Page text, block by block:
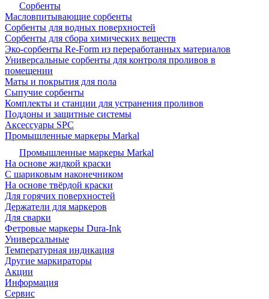
Сорбенты
Масловпитывающие сорбенты
Сорбенты для водных поверхностей
Сорбенты для сбора химических веществ
Эко-сорбенты Re-Form из переработанных материалов
Универсальные сорбенты для контроля проливов в
помещении
Маты и покрытия для пола
Сыпучие сорбенты
Комплекты и станции для устранения проливов
Поддоны и защитные системы
Аксессуары SPC
Промышленные маркеры Markal
Промышленные маркеры Markal
На основе жидкой краски
С шариковым наконечником
На основе твёрдой краски
Для горячих поверхностей
Держатели для маркеров
Для сварки
Фетровые маркеры Dura-Ink
Универсальные
Температурная индикация
Другие маркираторы
Акции
Информация
Сервис